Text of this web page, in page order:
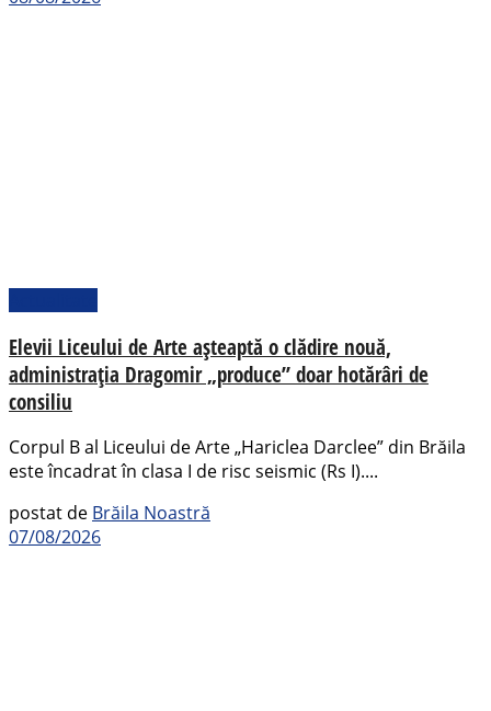
Elevii Liceului de Arte așteaptă o clădire nouă,
administrația Dragomir „produce” doar hotărâri de
consiliu
Corpul B al Liceului de Arte „Hariclea Darclee” din Brăila
este încadrat în clasa I de risc seismic (Rs I)....
postat de Brăila Noastră
07/08/2026